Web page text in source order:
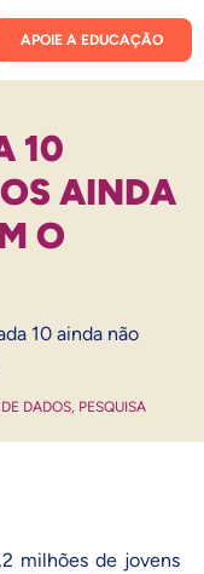
APOIE A EDUCAÇÃO
10
AINDA
O
10 ainda não
DADOS, PESQUISA
milhões de jovens